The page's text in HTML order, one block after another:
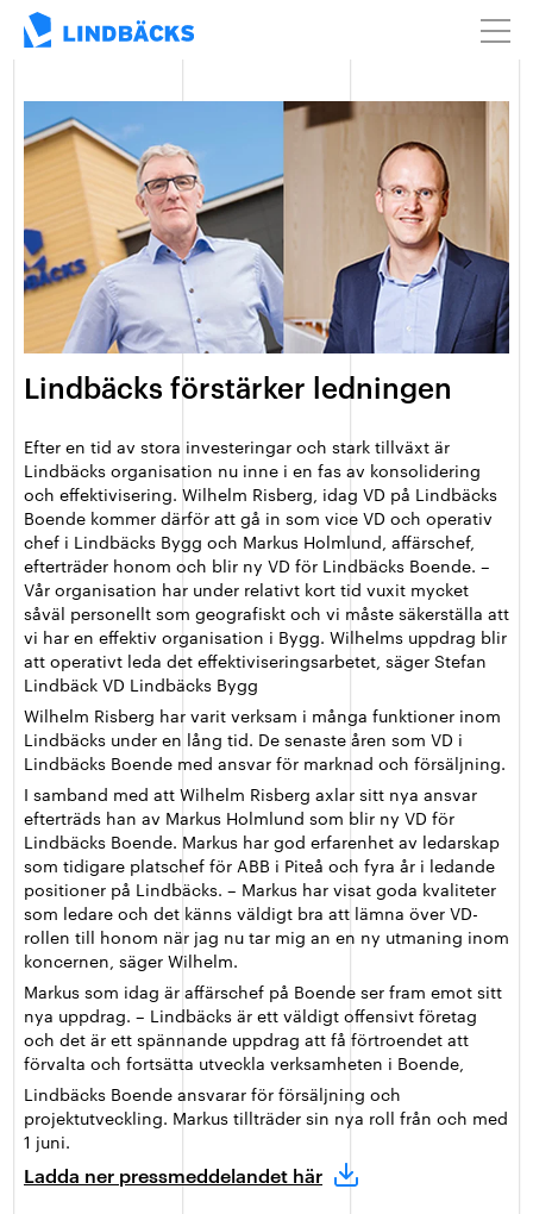
Lindbäcks förstärker ledningen
Efter en tid av stora investeringar och stark tillväxt är
Lindbäcks organisation nu inne i en fas av konsolidering
och effektivisering. Wilhelm Risberg, idag VD på Lindbäcks
Boende kommer därför att gå in som vice VD och operativ
chef i Lindbäcks Bygg och Markus Holmlund, affärschef,
efterträder honom och blir ny VD för Lindbäcks Boende. –
Vår organisation har under relativt kort tid vuxit mycket
såväl personellt som geografiskt och vi måste säkerställa att
vi har en effektiv organisation i Bygg. Wilhelms uppdrag blir
att operativt leda det effektiviseringsarbetet, säger Stefan
Lindbäck VD Lindbäcks Bygg
Wilhelm Risberg har varit verksam i många funktioner inom
Lindbäcks under en lång tid. De senaste åren som VD i
Lindbäcks Boende med ansvar för marknad och försäljning.
I samband med att Wilhelm Risberg axlar sitt nya ansvar
efterträds han av Markus Holmlund som blir ny VD för
Lindbäcks Boende. Markus har god erfarenhet av ledarskap
som tidigare platschef för ABB i Piteå och fyra år i ledande
positioner på Lindbäcks. – Markus har visat goda kvaliteter
som ledare och det känns väldigt bra att lämna över VD-
rollen till honom när jag nu tar mig an en ny utmaning inom
koncernen, säger Wilhelm.
Markus som idag är affärschef på Boende ser fram emot sitt
nya uppdrag. – Lindbäcks är ett väldigt offensivt företag
och det är ett spännande uppdrag att få förtroendet att
förvalta och fortsätta utveckla verksamheten i Boende,
Lindbäcks Boende ansvarar för försäljning och
projektutveckling. Markus tillträder sin nya roll från och med
1 juni.
Ladda ner pressmeddelandet här